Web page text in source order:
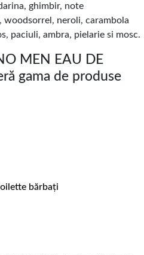
ghimbir, note
woodsorrel, neroli, carambola
paciuli, ambra, pielarie si mosc.
MEN EAU DE
gama de produse
bărbați